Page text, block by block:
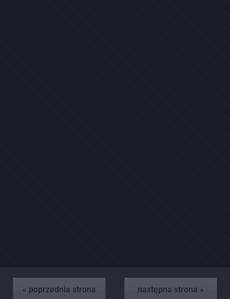
« poprzednia strona następna strona »